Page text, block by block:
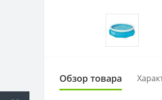
Обзор товара